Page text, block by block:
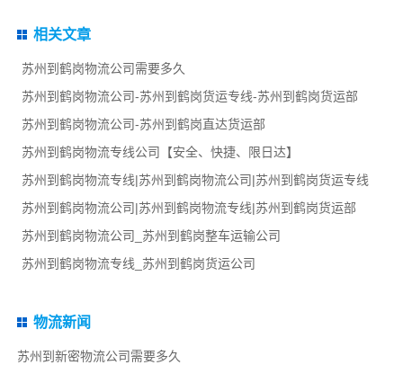
相关文章
苏州到鹤岗物流公司需要多久
苏州到鹤岗物流公司-苏州到鹤岗货运专线-苏州到鹤岗货运部
苏州到鹤岗物流公司-苏州到鹤岗直达货运部
苏州到鹤岗物流专线公司【安全、快捷、限日达】
苏州到鹤岗物流专线|苏州到鹤岗物流公司|苏州到鹤岗货运专线
苏州到鹤岗物流公司|苏州到鹤岗物流专线|苏州到鹤岗货运部
苏州到鹤岗物流公司_苏州到鹤岗整车运输公司
苏州到鹤岗物流专线_苏州到鹤岗货运公司
物流新闻
苏州到新密物流公司需要多久